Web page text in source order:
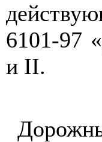
6101-97
и II.